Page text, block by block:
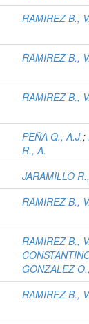
RAMIREZ B.,
RAMIREZ B.,
RAMIREZ B.,
PEÑA Q., A.J.;
R., A.
JARAMILLO
RAMIREZ B.,
RAMIREZ B.,
GONZALEZ
RAMIREZ B.,